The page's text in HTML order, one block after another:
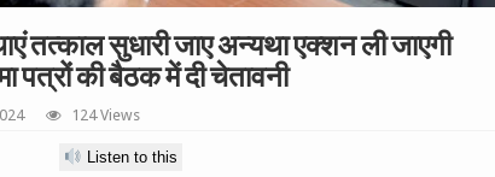
तत्काल सुधारी जाए अन्यथा एक्शन ली जाएगी
की बैठक में दी चेतावनी
124 Views
Listen to this